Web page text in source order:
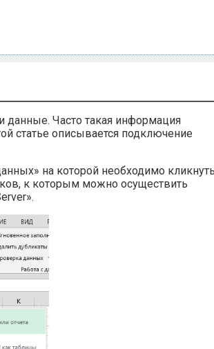
данные. Часто такая информация
статье описывается подключение
на которой необходимо
к которым можно осуществить